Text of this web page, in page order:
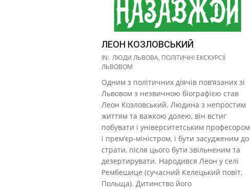
ЛЕОН КОЗЛОВСЬКИЙ
2017-
10-
27
IN: ЛЮДИ ЛЬВОВА, ПОЛІТИЧНІ ЕКСКУРСІЇ
ЛЬВОВОМ
Одним з політичних діячів пов’язаних зі
Львовом з незвичною біографією став
Леон Козловський. Людина з непростим
життям та важкою долею, він встиг
побувати і університетським професором
і прем’єр-міністром, і бути засудженим до
страти, після цього бути звільненим та
дезертирувати. Народився Леон у селі
Рембешице (сучасний Келецький повіт,
Польща). Дитинство його